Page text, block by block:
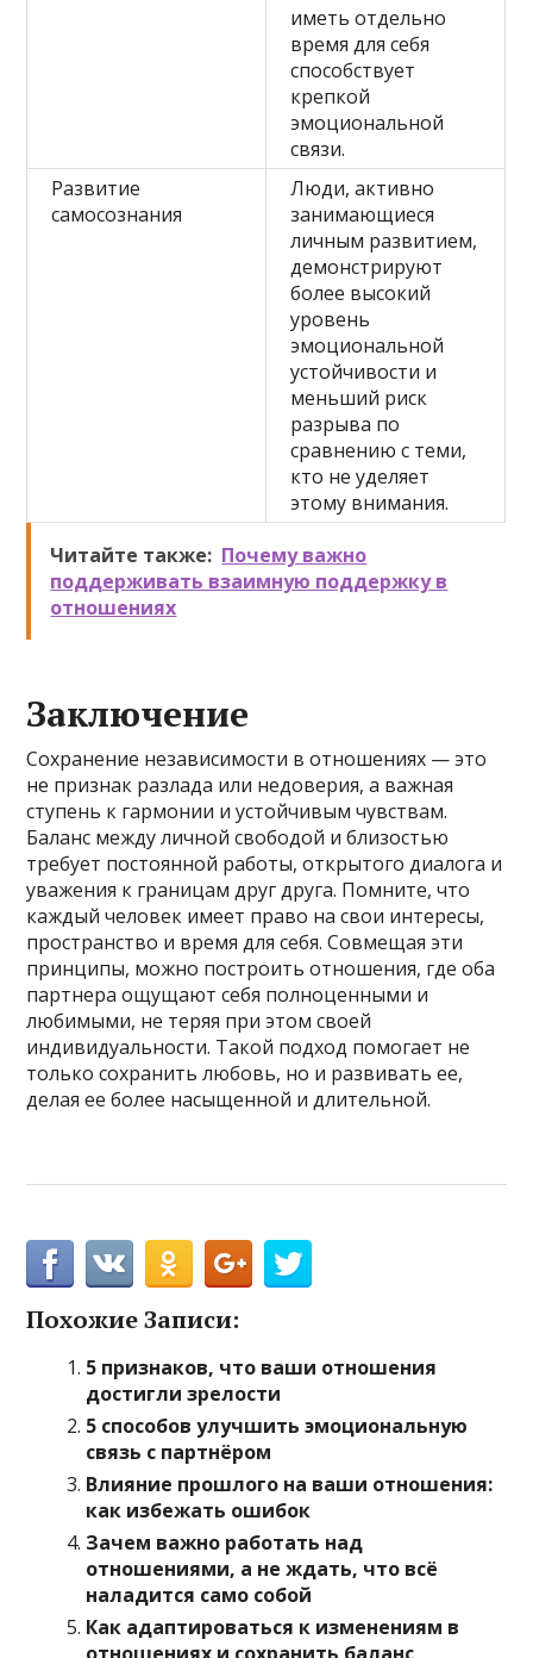
иметь отдельно
время для себя
способствует
крепкой
эмоциональной
связи.
Развитие
самосознания
Люди, активно
занимающиеся
личным развитием,
демонстрируют
более высокий
уровень
эмоциональной
устойчивости и
меньший риск
разрыва по
сравнению с теми,
кто не уделяет
этому внимания.
Читайте также: Почему важно
поддерживать взаимную поддержку в
отношениях
Заключение
Сохранение независимости в отношениях — это
не признак разлада или недоверия, а важная
ступень к гармонии и устойчивым чувствам.
Баланс между личной свободой и близостью
требует постоянной работы, открытого диалога и
уважения к границам друг друга. Помните, что
каждый человек имеет право на свои интересы,
пространство и время для себя. Совмещая эти
принципы, можно построить отношения, где оба
партнера ощущают себя полноценными и
любимыми, не теряя при этом своей
индивидуальности. Такой подход помогает не
только сохранить любовь, но и развивать ее,
делая ее более насыщенной и длительной.
Похожие Записи:
5 признаков, что ваши отношения
достигли зрелости
5 способов улучшить эмоциональную
связь с партнёром
Влияние прошлого на ваши отношения:
как избежать ошибок
Зачем важно работать над
отношениями, а не ждать, что всё
наладится само собой
Как адаптироваться к изменениям в